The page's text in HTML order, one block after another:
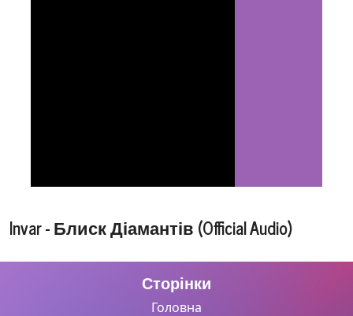
Invar - Блиск Діамантів (Official Audio)
Сторінки
Головна